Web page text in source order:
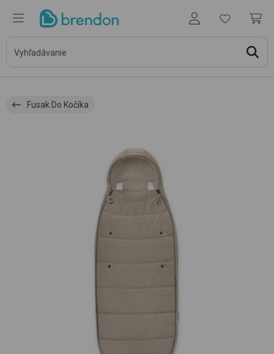
Fusak Do Kočíka